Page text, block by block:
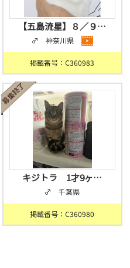
【五島流星】８／９…
♂ 神奈川県
掲載番号：C360983
キジトラ 1才9ヶ…
♂ 千葉県
掲載番号：C360980